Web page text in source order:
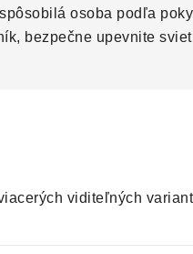
osoba podľa
bezpečne upevnite
viditeľných